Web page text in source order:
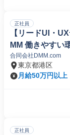
正社員
【リードUI・
MM 働きやすい
合同会社DMM.com
東京都港区
月給50万円以上
正社員